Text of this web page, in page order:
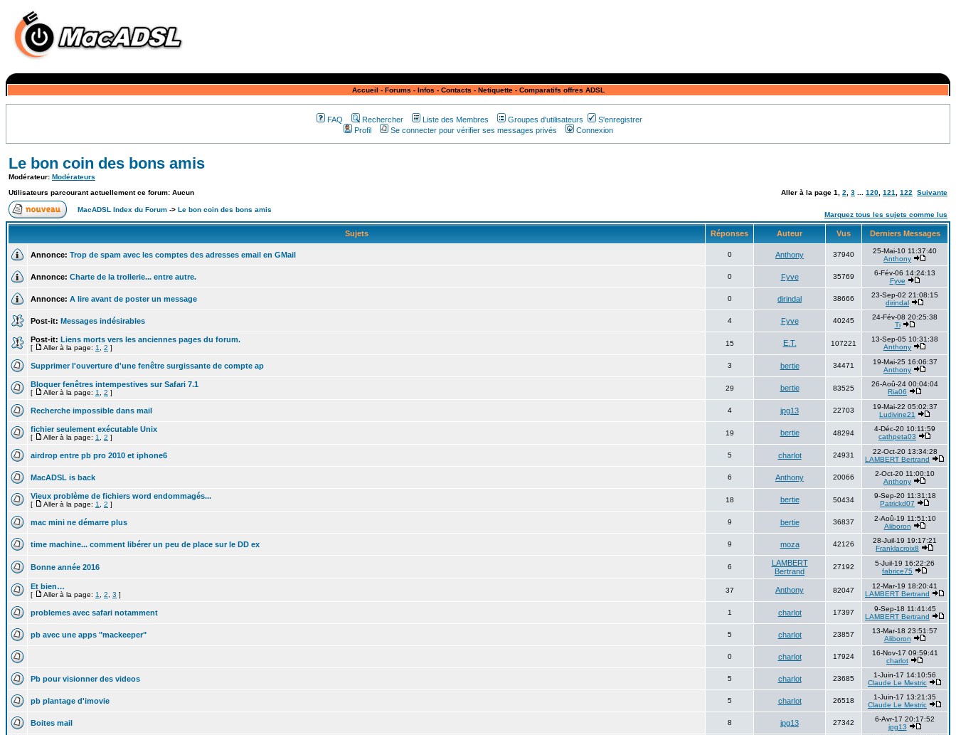
Accueil - Forums - Infos - Contacts - Netiquette- Comparatifs offres ADSL
FAQ Rechercher Liste des Membres Groupes d'utilisateurs
S'enregistrer
Profil
Se connecter pour vérifier ses messages privés Connexion
Le bon coin des bons amis
Modérateur: Modérateurs
Utilisateurs parcourant actuellement ce forum: Aucun
Aller à la page 1 2 3 120 121 122 Suivante
MacADSL Index du Forum -> Le bon coin des bons amis
Marquez tous les sujets comme lus
Sujets Réponses Auteur Vus Derniers Messages
Annonce: Trop de spam avec les comptes des adresses email en GMail 0 Anthony 37940
25-Mai-10 11:37:40
Anthony
Annonce: Charte de la trollerie... entre autre. 0 Fyve 35769
6-Fév-06 14:24:13
Fyve
Annonce: A lire avant de poster un message 0 dirindal 38666
23-Sep-02 21:08:15
dirindal
Post-it: Messages indésirables 4 Fyve 40245
24-Fév-08 20:25:38
Ti
Post-it: Liens morts vers les anciennes pages du forum.
[ Aller à la page: 1 2 ]
15 E.T. 107221
13-Sep-05 10:31:38
Anthony
Supprimer l'ouverture d'une fenêtre surgissante de compte ap 3 bertie 34471
19-Mai-25 16:06:37
Anthony
Bloquer fenêtres intempestives sur Safari 7.1
[ Aller à la page: 1 2 ]
29 bertie 83525
26-Aoû-24 00:04:04
Ria06
Recherche impossible dans mail 4 jpg13 22703
19-Mai-22 05:02:37
Ludivine21
fichier seulement exécutable Unix
[ Aller à la page: 1 2 ]
19 bertie 48294
4-Déc-20 10:11:59
cathpeta03
airdrop entre pb pro 2010 et iphone6 5 charlot 24931
22-Oct-20 13:34:28
LAMBERT Bertrand
MacADSL is back 6 Anthony 20066
2-Oct-20 11:00:10
Anthony
Vieux problème de fichiers word endommagés...
[ Aller à la page: 1 2 ]
18 bertie 50434
9-Sep-20 11:31:18
Patrickd07
mac mini ne démarre plus 9 bertie 36837
2-Aoû-19 11:51:10
Aliboron
time machine... comment libérer un peu de place sur le DD ex 9 moza 42126
28-Juil-19 19:17:21
Franklacroix8
Bonne année 2016 6
LAMBERT
Bertrand
27192
5-Juil-19 16:22:26
fabrice75
Et bien…
[ Aller à la page: 1 2 3 ]
37 Anthony 82047
12-Mar-19 18:20:41
LAMBERT Bertrand
problemes avec safari notamment 1 charlot 17397
9-Sep-18 11:41:45
LAMBERT Bertrand
pb avec une apps "mackeeper" 5 charlot 23857
13-Mar-18 23:51:57
Aliboron
0 charlot 17924
16-Nov-17 09:59:41
charlot
Pb pour visionner des videos 5 charlot 23685
1-Juin-17 14:10:56
Claude Le Mestric
pb plantage d'imovie 5 charlot 26518
1-Juin-17 13:21:35
Claude Le Mestric
Boites mail 8 jpg13 27342
6-Avr-17 20:17:52
jpg13